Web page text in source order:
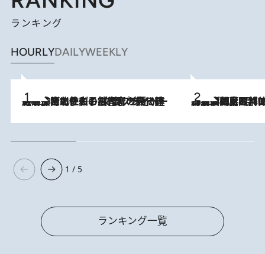
ランキング
HOURLYDAILYWEEKLY
2026.8.3
《「文士の子ども被害者の会」発足！》阿川佐和子（72）が語る遠藤周作に北杜夫、劇作家・矢代静一の子どもたちの“文豪プライベート事件簿” 2026.8.8
「最後に見られてよかった」上野動物園の東園パンダ舎が解体前に特別公開。8月16日まで延長されたパネル展と共に辿る“半世紀”のパンダ飼育《解体工事の図面あり》
1 / 5
ランキング一覧